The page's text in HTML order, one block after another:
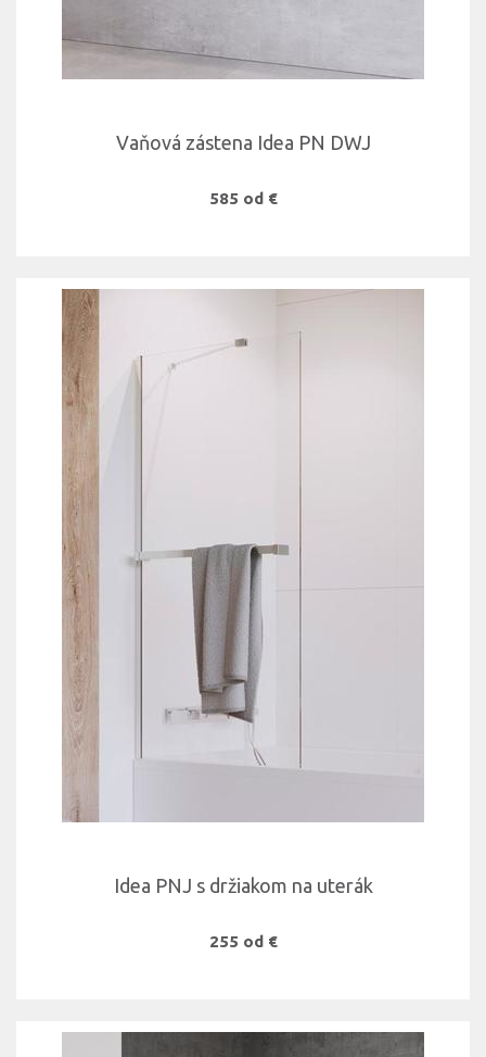
Vaňová zástena Idea PN DWJ
585 od €
Idea PNJ s držiakom na uterák
255 od €